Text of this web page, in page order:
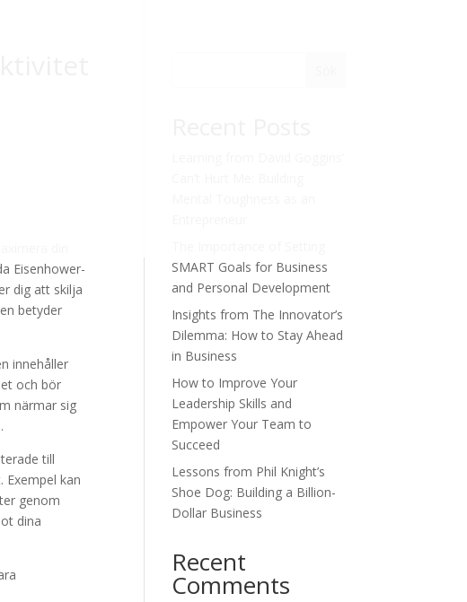
din
Eisenhower-
dig att skilja
betyder
innehåller
och bör
närmar sig
till
Exempel kan
genom
dina
SMART Goals for Business
and Personal Development
Insights from The Innovator’s
Dilemma: How to Stay Ahead
in Business
How to Improve Your
Leadership Skills and
Empower Your Team to
Succeed
Lessons from Phil Knight’s
Shoe Dog: Building a Billion-
Dollar Business
Recent
Comments